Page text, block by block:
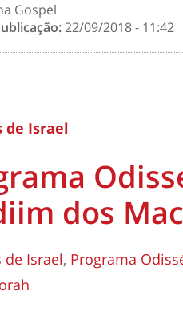
Gospel
22/09/2018 - 11:42
de Israel
dos
Israel, Programa